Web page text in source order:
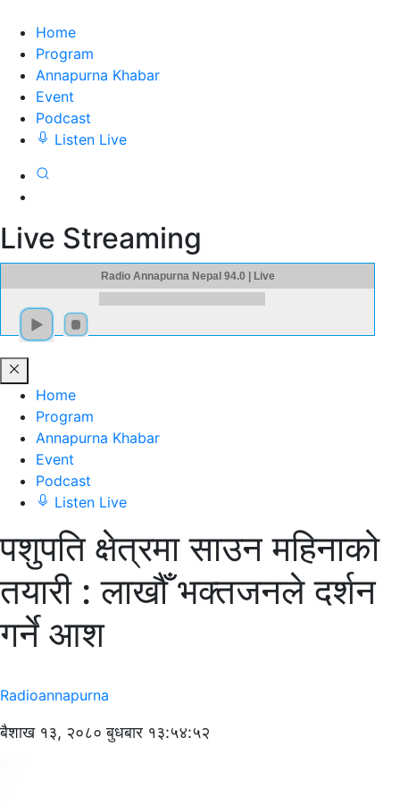
Home
Program
Annapurna Khabar
Event
Podcast
Listen Live
Live Streaming
Radio Annapurna Nepal 94.0 | Live
Home
Program
Annapurna Khabar
Event
Podcast
Listen Live
पशुपति क्षेत्रमा साउन महिनाको
तयारी : लाखौँ भक्तजनले दर्शन
गर्ने आश
Radioannapurna
बैशाख १३, २०८० बुधबार १३:५४:५२